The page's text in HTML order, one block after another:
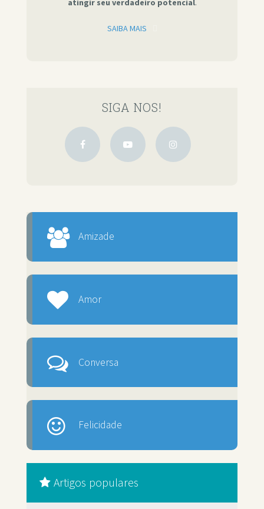
atingir seu verdadeiro potencial.
SAIBA MAIS
SIGA NOS!
Amizade
Amor
Conversa
Felicidade
Artigos populares